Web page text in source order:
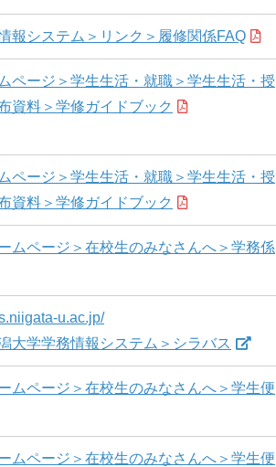
報システム＞リンク＞履修関係FAQ
ページ＞学生生活・就職＞学生生活・授
資料＞学修ガイドブック
ページ＞学生生活・就職＞学生生活・授
資料＞学修ガイドブック
ムページ＞在校生のみなさんへ＞学務係
u.ac.jp/
大学学務情報システム＞シラバス
ムページ＞在校生のみなさんへ＞学生便
ムページ＞在校生のみなさんへ＞学生便